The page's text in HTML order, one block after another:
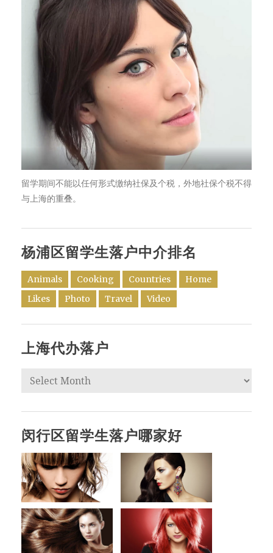
留学期间不能以任何形式缴纳社保及个税，外地社保个税不得
与上海的重叠。
杨浦区留学生落户中介排名
Animals Cooking Countries
Home
Likes
Photo Travel Video
上海代办落户
闵行区留学生落户哪家好